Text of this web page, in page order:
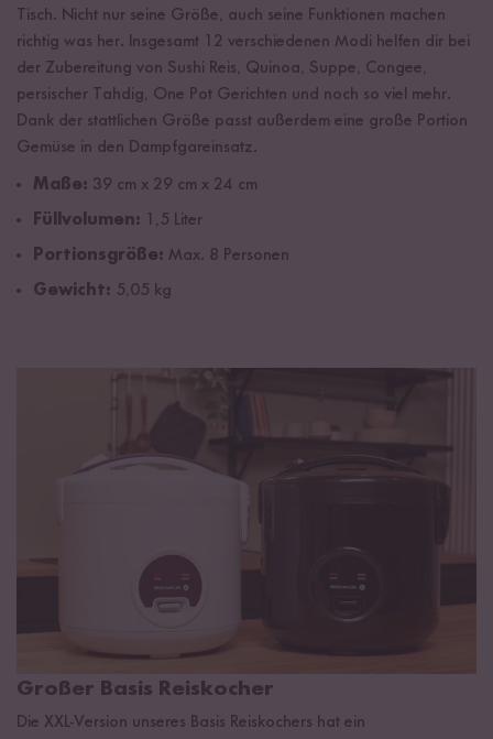
Tisch. Nicht nur seine Größe, auch seine Funktionen machen
richtig was her. Insgesamt 12 verschiedenen Modi helfen dir bei
der Zubereitung von Sushi Reis, Quinoa, Suppe, Congee,
persischer Tahdig, One Pot Gerichten und noch so viel mehr.
Dank der stattlichen Größe passt außerdem eine große Portion
Gemüse in den Dampfgareinsatz.
Maße: 39 cm x 29 cm x 24 cm
Füllvolumen: 1,5 Liter
Portionsgröße: Max. 8 Personen
Gewicht: 5,05 kg
Großer Basis Reiskocher
Die XXL-Version unseres Basis Reiskochers hat ein